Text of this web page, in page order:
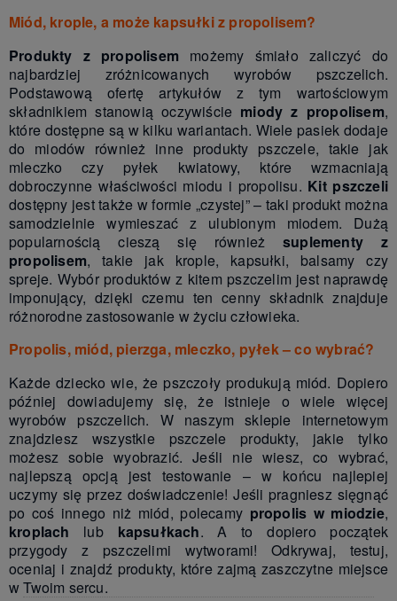
Miód, krople, a może kapsułki z propolisem?
Produkty z propolisem możemy śmiało zaliczyć do
najbardziej zróżnicowanych wyrobów pszczelich.
Podstawową ofertę artykułów z tym wartościowym
składnikiem stanowią oczywiście miody z propolisem,
które dostępne są w kilku wariantach. Wiele pasiek dodaje
do miodów również inne produkty pszczele, takie jak
mleczko czy pyłek kwiatowy, które wzmacniają
dobroczynne właściwości miodu i propolisu. Kit pszczeli
dostępny jest także w formie „czystej” – taki produkt można
samodzielnie wymieszać z ulubionym miodem. Dużą
popularnością cieszą się również suplementy z
propolisem, takie jak krople, kapsułki, balsamy czy
spreje. Wybór produktów z kitem pszczelim jest naprawdę
imponujący, dzięki czemu ten cenny składnik znajduje
różnorodne zastosowanie w życiu człowieka.
Propolis, miód, pierzga, mleczko, pyłek – co wybrać?
Każde dziecko wie, że pszczoły produkują miód. Dopiero
później dowiadujemy się, że istnieje o wiele więcej
wyrobów pszczelich. W naszym sklepie internetowym
znajdziesz wszystkie pszczele produkty, jakie tylko
możesz sobie wyobrazić. Jeśli nie wiesz, co wybrać,
najlepszą opcją jest testowanie – w końcu najlepiej
uczymy się przez doświadczenie! Jeśli pragniesz sięgnąć
po coś innego niż miód, polecamy propolis w miodzie,
kroplach lub kapsułkach. A to dopiero początek
przygody z pszczelimi wytworami! Odkrywaj, testuj,
oceniaj i znajdź produkty, które zajmą zaszczytne miejsce
w Twoim sercu.